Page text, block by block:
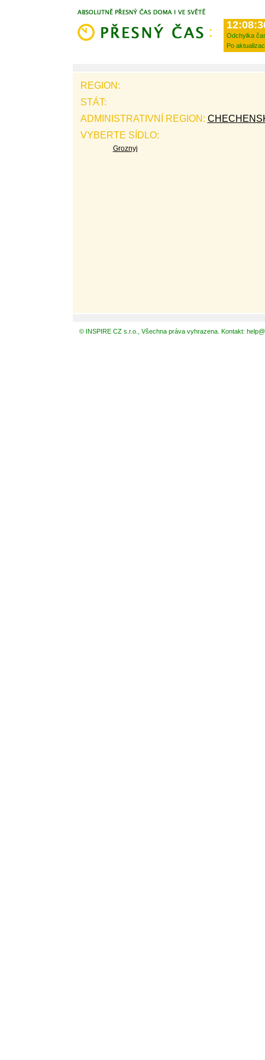
Odchylka
Po
REGION:
STÁT:
ADMINISTRATIVNÍ REGION:
VYBERTE SÍDLO:
Groznyj
© INSPIRE CZ s.r.o., Všechna práva vyhrazena. Kontakt: